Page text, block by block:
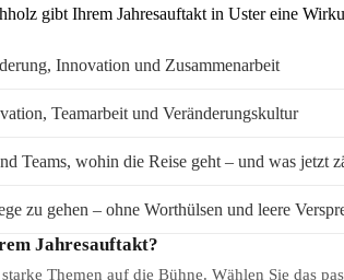
gibt Ihrem Jahresauftakt in Uster eine
Innovation und Zusammenarbeit
Teamarbeit und Veränderungskultur
Teams, wohin die Reise geht – und was jetzt
zu gehen – ohne Worthülsen und leere
Jahresauftakt?
Themen auf die Bühne. Wählen Sie das